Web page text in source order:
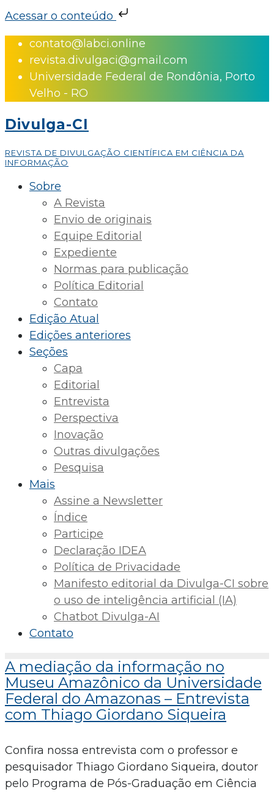
Acessar o conteúdo
Skip
content
contato@labci.online
revista.divulgaci@gmail.com
Universidade Federal de Rondônia, Porto
Velho - RO
Divulga-CI
REVISTA DE DIVULGAÇÃO CIENTÍFICA EM CIÊNCIA DA
INFORMAÇÃO
Sobre
A Revista
Envio de originais
Equipe Editorial
Expediente
Normas para publicação
Política Editorial
Contato
Edição Atual
Edições anteriores
Seções
Capa
Editorial
Entrevista
Perspectiva
Inovação
Outras divulgações
Pesquisa
Mais
Assine a Newsletter
Índice
Participe
Declaração IDEA
Política de Privacidade
Manifesto editorial da Divulga-CI sobre
o uso de inteligência artificial (IA)
Chatbot Divulga-AI
Contato
A mediação da informação no
Museu Amazônico da Universidade
Federal do Amazonas – Entrevista
com Thiago Giordano Siqueira
Confira nossa entrevista com o professor e
pesquisador Thiago Giordano Siqueira, doutor
pelo Programa de Pós-Graduação em Ciência